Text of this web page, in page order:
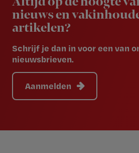
nieuws en
artikelen?
Schrijf je dan in voor een van
nieuwsbrieven.
Aanmelden